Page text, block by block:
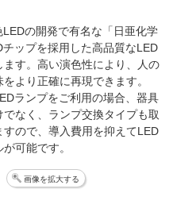
の開発で有名な「日亜化学
ップを採用した高品質なLED
ます。高い演色性により、人の
より正確に再現できます。
ランプをご利用の場合、器具
なく、ランプ交換タイプも取
すので、導入費用を抑えてLED
可能です。
画像を拡大する